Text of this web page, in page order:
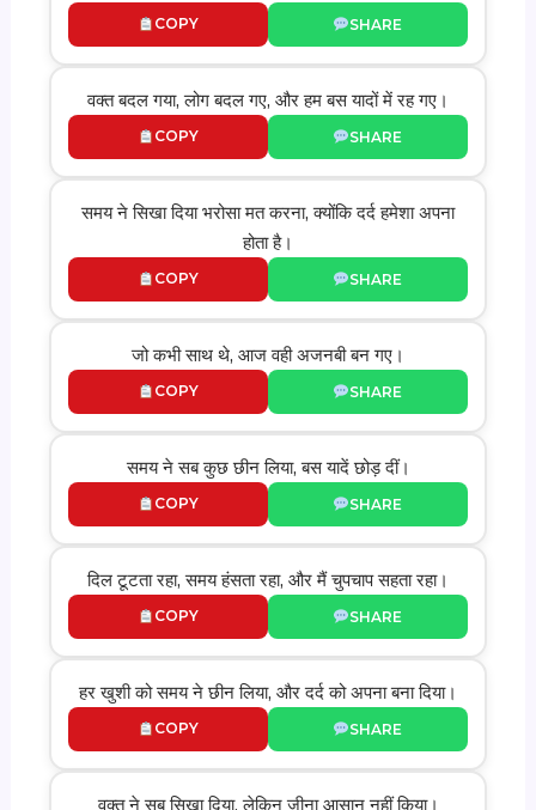
COPY SHARE
वक्त बदल गया, लोग बदल गए, और हम बस यादों में रह गए।
COPY SHARE
समय ने सिखा दिया भरोसा मत करना, क्योंकि दर्द हमेशा अपना
होता है।
COPY SHARE
जो कभी साथ थे, आज वही अजनबी बन गए।
COPY SHARE
समय ने सब कुछ छीन लिया, बस यादें छोड़ दीं।
COPY SHARE
दिल टूटता रहा, समय हंसता रहा, और मैं चुपचाप सहता रहा।
COPY SHARE
हर खुशी को समय ने छीन लिया, और दर्द को अपना बना दिया।
COPY SHARE
वक्त ने सब सिखा दिया, लेकिन जीना आसान नहीं किया।